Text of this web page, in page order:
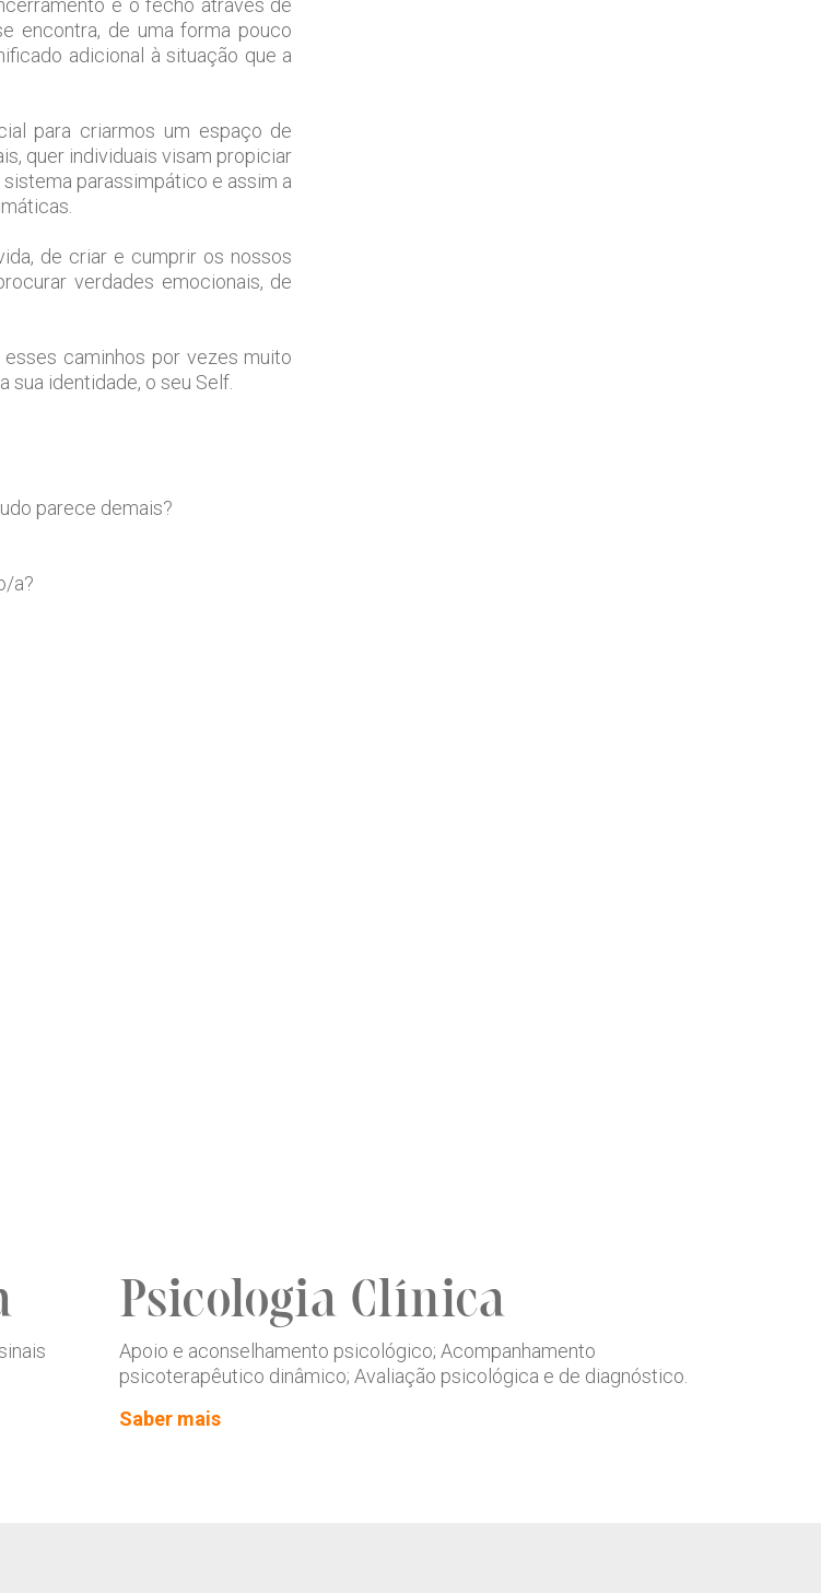
e o fecho através de
encontra, de uma forma pouco
adicional à situação que a
para criarmos um espaço de
quer individuais visam propiciar
parassimpático e assim a
de criar e cumprir os nossos
verdades emocionais, de
caminhos por vezes muito
identidade, o seu Self.
parece demais?
a?
Psicologia Clínica
Apoio e aconselhamento psicológico; Acompanhamento
psicoterapêutico dinâmico; Avaliação psicológica e de diagnóstico.
Saber mais